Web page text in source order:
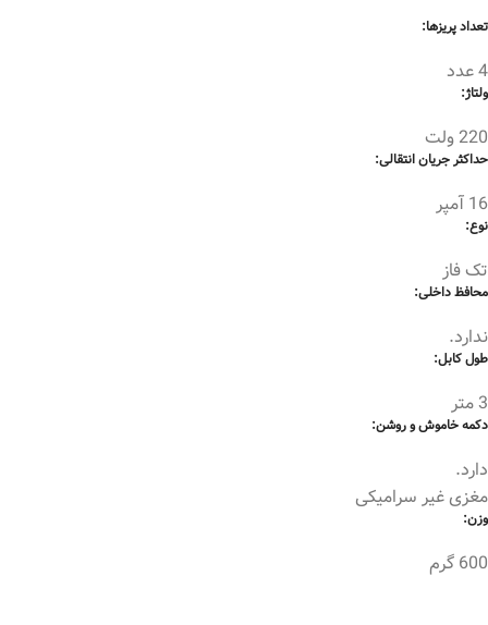
تعداد پریزها:
4 عدد
ولتاژ:
220 ولت
حداکثر جریان انتقالی:
16 آمپر
نوع:
تک فاز
محافظ داخلی:
ندارد.
طول کابل:
3 متر
دکمه خاموش و روشن:
دارد.
مغزی غیر سرامیکی
وزن:
600 گرم